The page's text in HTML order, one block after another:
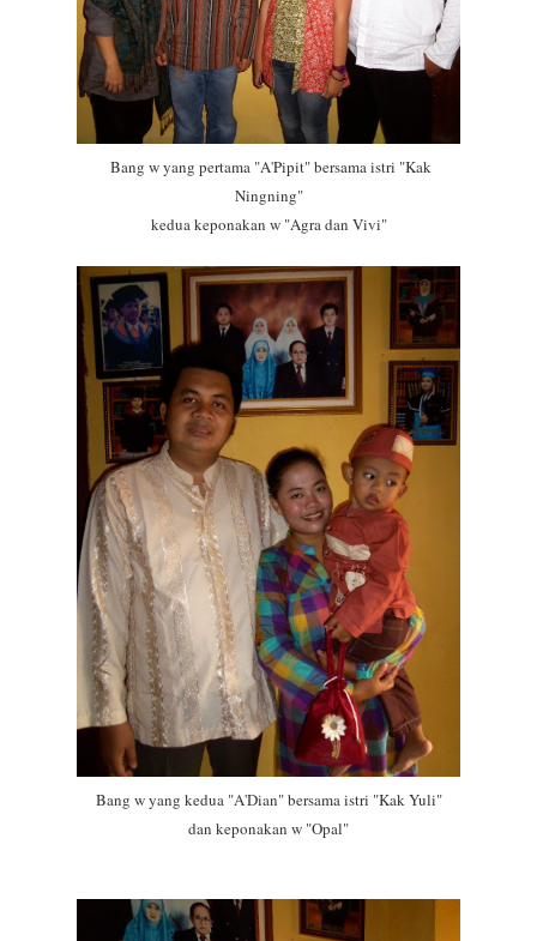
Bang w yang pertama "A'Pipit" bersama istri "Kak
Ningning"
kedua keponakan w "Agra dan Vivi"
Bang w yang kedua "A'Dian" bersama istri "Kak Yuli"
dan keponakan w "Opal"